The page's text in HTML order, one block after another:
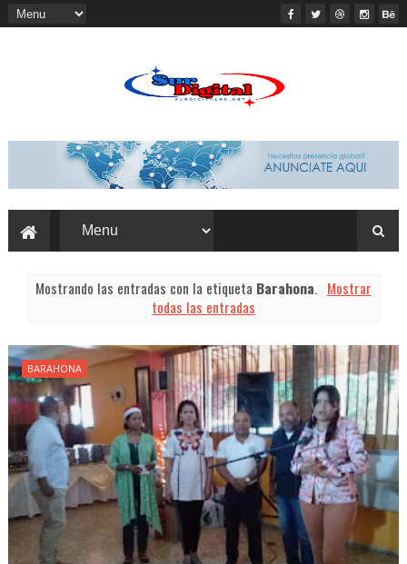
Mostrando las entradas con la etiqueta Barahona. Mostrar
todas las entradas
BARAHONA